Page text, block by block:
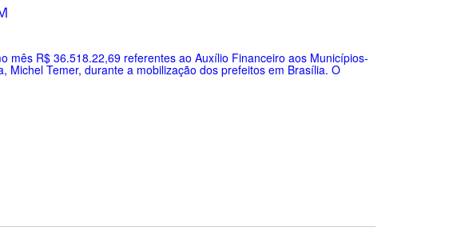
mês R$ 36.518.22,69 referentes ao Auxílio Financeiro aos Municípios-
Temer, durante a mobilização dos prefeitos em Brasília. O